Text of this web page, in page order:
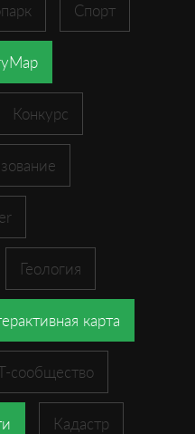
Спорт
Конкурс
Геология
карта
сообщество
Кадастр